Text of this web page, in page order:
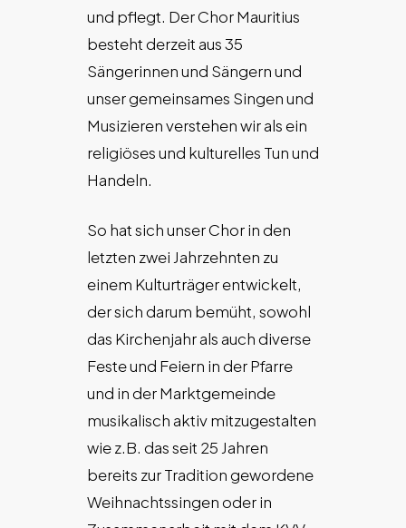
und pflegt. Der Chor Mauritius
besteht derzeit aus 35
Sängerinnen und Sängern und
unser gemeinsames Singen und
Musizieren verstehen wir als ein
religiöses und kulturelles Tun und
Handeln.
So hat sich unser Chor in den
letzten zwei Jahrzehnten zu
einem Kulturträger entwickelt,
der sich darum bemüht, sowohl
das Kirchenjahr als auch diverse
Feste und Feiern in der Pfarre
und in der Marktgemeinde
musikalisch aktiv mitzugestalten
wie z.B. das seit 25 Jahren
bereits zur Tradition gewordene
Weihnachtssingen oder in